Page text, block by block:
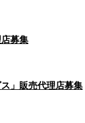
募集
」販売代理店募集